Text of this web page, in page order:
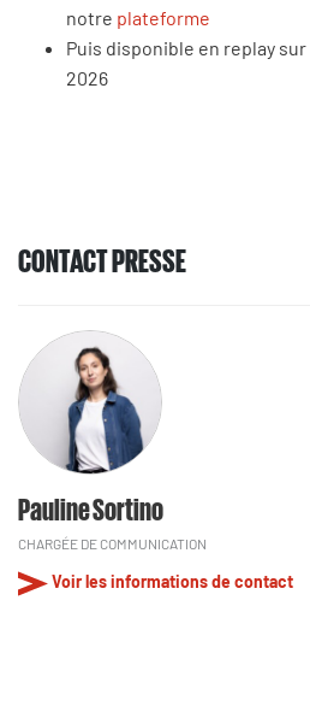
notre plateforme
Puis disponible en replay sur
2026
CONTACT PRESSE
Pauline Sortino
CHARGÉE DE COMMUNICATION
Voir les informations de contact